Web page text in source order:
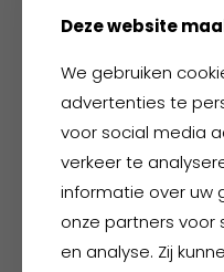
€170,55incl.
product
heeft
meerdere
variaties.
Deze
kan
gekozen
Deze website
We gebruiken
advertenties te
voor social media
verkeer te
informatie over uw
onze partners voor
en analyse. Zij